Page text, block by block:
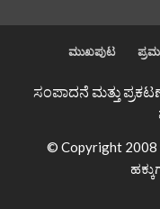
ಮುಖಪುಟ
ಸಂಪಾದನೆ ಮತ್ತು
© Copyright 2008